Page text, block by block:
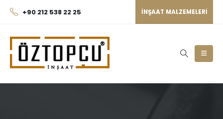
+90 212 538 22 25 INŞAAT MALZEMELERI